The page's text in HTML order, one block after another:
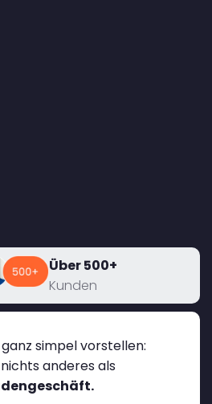
Über 500+
Kunden
simpel vorstellen:
anderes als